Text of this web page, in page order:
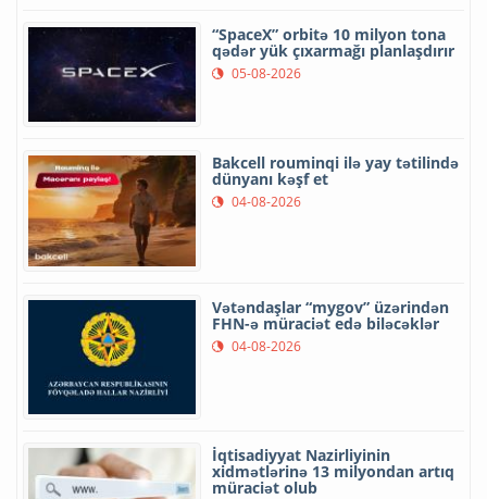
“SpaceX” orbitə 10 milyon tona
qədər yük çıxarmağı planlaşdırır
05-08-2026
Bakcell rouminqi ilə yay tətilində
dünyanı kəşf et
04-08-2026
Vətəndaşlar “mygov” üzərindən
FHN-ə müraciət edə biləcəklər
04-08-2026
İqtisadiyyat Nazirliyinin
xidmətlərinə 13 milyondan artıq
müraciət olub